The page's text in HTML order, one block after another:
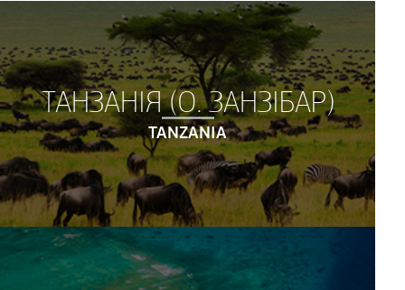
ТАНЗАНІЯ (О. ЗАНЗІБАР)
TANZANIA